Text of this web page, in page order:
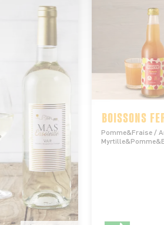
BOISSONS
Pomme&Fraise /